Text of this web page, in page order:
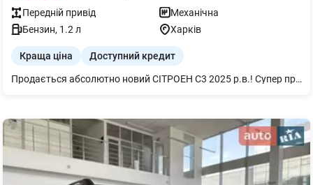
Передній привід
Механічна
Бензин, 1.2 л Харків
Краща ціна Доступний кредит
Продається абсолютно новий СІТРОЕН С3 2025 р.в.! Супер пропозиція - сплачений перший податок (пенсійний фонд), Вам НЕ потрібно його сплачувати.